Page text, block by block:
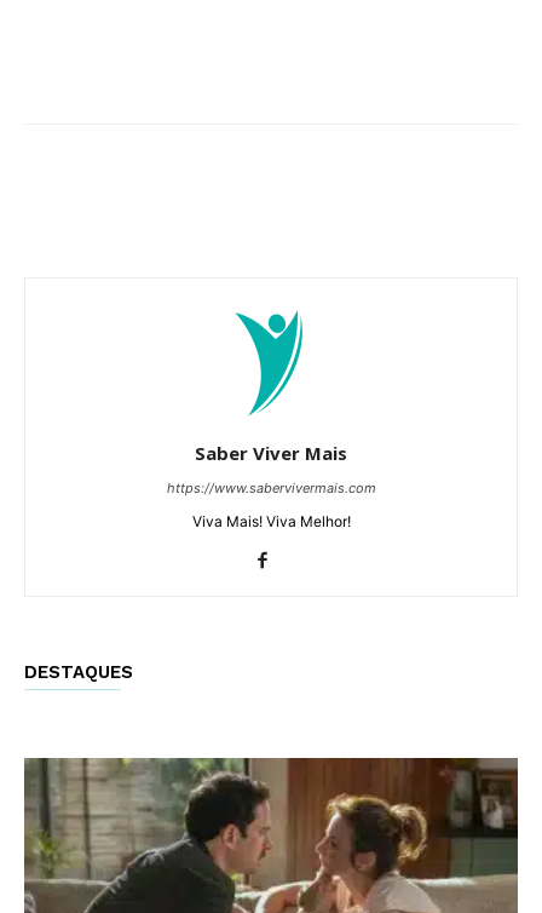
Saber Viver Mais
https://www.sabervivermais.com
Viva Mais! Viva Melhor!
DESTAQUES